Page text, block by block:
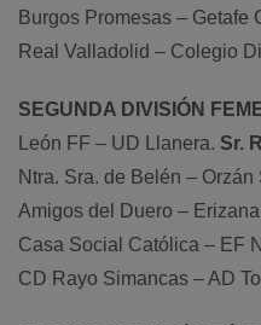
Burgos Promesas – Getafe
Real Valladolid – Colegio
SEGUNDA DIVISIÓN
León FF – UD Llanera. Sr.
Ntra. Sra. de Belén – Orzán
Amigos del Duero –
Casa Social Católica – EF
CD Rayo Simancas – AD